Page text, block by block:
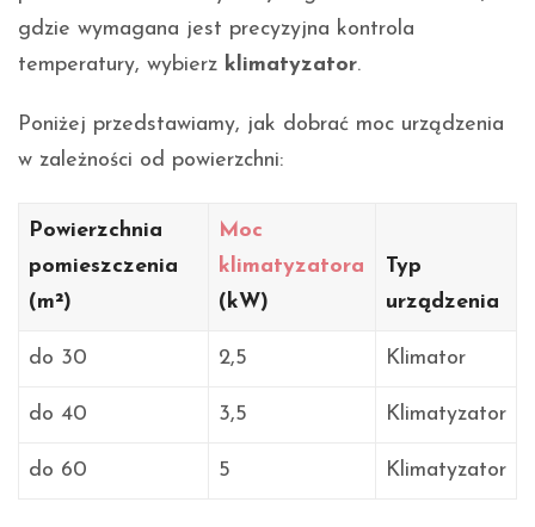
gdzie wymagana jest precyzyjna kontrola
temperatury, wybierz klimatyzator.
Poniżej przedstawiamy, jak dobrać moc urządzenia
w zależności od powierzchni:
Powierzchnia
pomieszczenia
(m²)
Moc
klimatyzatora
(kW)
Typ
urządzenia
do 30 2,5 Klimator
do 40 3,5 Klimatyzator
do 60 5 Klimatyzator